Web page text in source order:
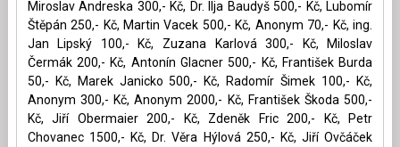
Miroslav Andreska 300,- Kč, Dr. Ilja Baudyš 500,- Kč, Lubomír
Štěpán 250,- Kč, Martin Vacek 500,- Kč, Anonym 70,- Kč, ing.
Jan Lipský 100,- Kč, Zuzana Karlová 300,- Kč, Miloslav
Čermák 200,- Kč, Antonín Glacner 500,- Kč, František Burda
50,- Kč, Marek Janicko 500,- Kč, Radomír Šimek 100,- Kč,
Anonym 300,- Kč, Anonym 2000,- Kč, František Škoda 500,-
Kč, Jiří Obermaier 200,- Kč, Zdeněk Fric 200,- Kč, Petr
Chovanec 1500,- Kč, Dr. Věra Hýlová 250,- Kč, Jiří Ovčáček